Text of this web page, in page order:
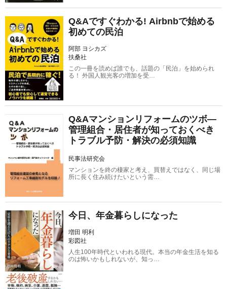
Q&Aですぐわかる! Airbnbで始める
初めての民泊
阿部 ヨシカズ
扶桑社
この一冊を読めば誰でも、話題の「民泊」を始められ
る！ 外国人観光客の増加を受…
Q&Aマンションリフォームのツボ―
管理組合・居住者が知っておくべき
トラブル予防・解決の必須知識
民事法研究会
マンションを終の棲家と考え、買替えではなく、同じ場
所に長く住み続けたいという需…
今日、年金暮らしになった
増田 明利
彩図社
人生100年時代といわれる現代。本当の年金生活を知る
のは怖いかもしれないが、知っ…